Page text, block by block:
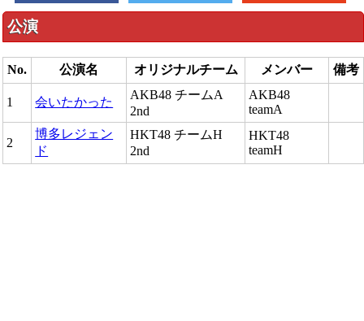
公演
No. 公演名 オリジナルチーム メンバー 備考
1 会いたかった
AKB48 チームA
2nd
AKB48
teamA
2
博多レジェン
ド
HKT48 チームH
2nd
HKT48
teamH